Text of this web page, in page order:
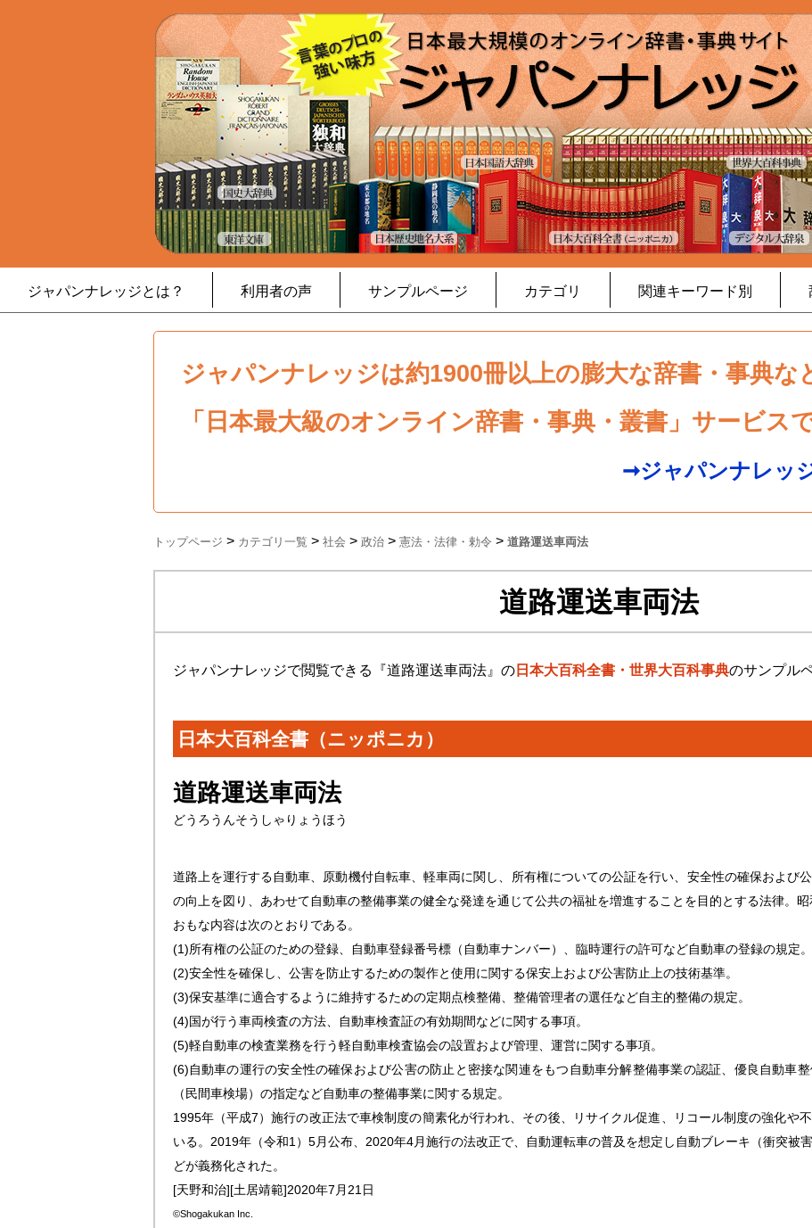
ジャパンナレッジとは？ 利用者の声 サンプルページ カテゴリ 関連キーワード別
ジャパンナレッジは約1900冊以上の膨大な辞書・事典な
「日本最大級のオンライン辞書・事典・叢書」サービスで
➞ジャパンナレッ
トップページ > カテゴリ一覧 > 社会 > 政治 > 憲法・法律・勅令 > 道路運送車両法
道路運送車両法
ジャパンナレッジで閲覧できる『道路運送車両法』の日本大百科全書・世界大百科事典のサンプル
日本大百科全書（ニッポニカ）
道路運送車両法
どうろうんそうしゃりょうほう
道路上を運行する自動車、原動機付自転車、軽車両に関し、所有権についての公証を行い、安全性の確保および
の向上を図り、あわせて自動車の整備事業の健全な発達を通じて公共の福祉を増進することを目的とする法律。昭
おもな内容は次のとおりである。
(1)所有権の公証のための登録、自動車登録番号標（自動車ナンバー）、臨時運行の許可など自動車の登録の規定。
(2)安全性を確保し、公害を防止するための製作と使用に関する保安上および公害防止上の技術基準。
(3)保安基準に適合するように維持するための定期点検整備、整備管理者の選任など自主的整備の規定。
(4)国が行う車両検査の方法、自動車検査証の有効期間などに関する事項。
(5)軽自動車の検査業務を行う軽自動車検査協会の設置および管理、運営に関する事項。
(6)自動車の運行の安全性の確保および公害の防止と密接な関連をもつ自動車分解整備事業の認証、優良自動車
（民間車検場）の指定など自動車の整備事業に関する規定。
1995年（平成7）施行の改正法で車検制度の簡素化が行われ、その後、リサイクル促進、リコール制度の強化や
いる。2019年（令和1）5月公布、2020年4月施行の法改正で、自動運転車の普及を想定し自動ブレーキ（衝突被
どが義務化された。
[天野和治][土居靖範]2020年7月21日
©Shogakukan Inc.